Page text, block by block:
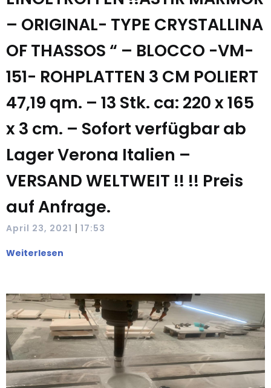
– ORIGINAL- TYPE CRYSTALLINA
OF THASSOS “ – BLOCCO -VM-
151- ROHPLATTEN 3 CM POLIERT
47,19 qm. – 13 Stk. ca: 220 x 165
x 3 cm. – Sofort verfügbar ab
Lager Verona Italien –
VERSAND WELTWEIT !! !! Preis
auf Anfrage.
April 23, 2021 | 17:53
Weiterlesen